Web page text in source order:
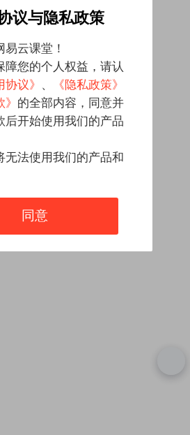
议与隐私政策
云课堂！
障您的个人权益，请认
协议》 、
《隐私政策》
的全部内容，同意并
后开始使用我们的产品
无法使用我们的产品和
同意